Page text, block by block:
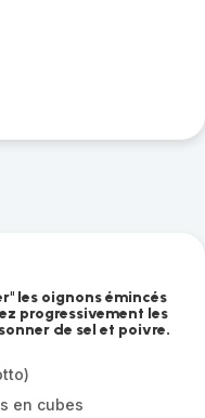
les oignons émincés
progressivement les
de sel et poivre.
en cubes